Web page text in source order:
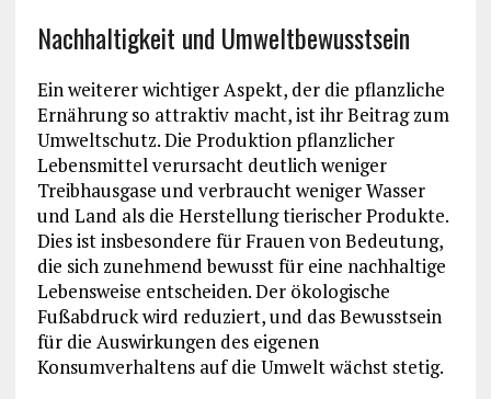
Nachhaltigkeit und Umweltbewusstsein
Ein weiterer wichtiger Aspekt, der die pflanzliche
Ernährung so attraktiv macht, ist ihr Beitrag zum
Umweltschutz. Die Produktion pflanzlicher
Lebensmittel verursacht deutlich weniger
Treibhausgase und verbraucht weniger Wasser
und Land als die Herstellung tierischer Produkte.
Dies ist insbesondere für Frauen von Bedeutung,
die sich zunehmend bewusst für eine nachhaltige
Lebensweise entscheiden. Der ökologische
Fußabdruck wird reduziert, und das Bewusstsein
für die Auswirkungen des eigenen
Konsumverhaltens auf die Umwelt wächst stetig.